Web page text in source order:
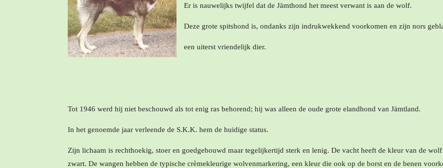
Er is nauwelijks twijfel dat de Jämthond het meest verwant is aan de wolf.
Deze grote spitshond is, ondanks zijn indrukwekkend voorkomen en zijn nors
een uiterst vriendelijk dier.
Tot 1946 werd hij niet beschouwd als tot enig ras behorend; hij was alleen de oude grote elandhond van Jämtland.
In het genoemde jaar verleende de S.K.K. hem de huidige status.
Zijn lichaam is rechthoekig, stoer en goedgebouwd maar tegelijkertijd sterk en lenig. De vacht heeft de kleur van de
zwart. De wangen hebben de typische crèmekleurige wolvenmarkering, een kleur die ook op de borst en de benen